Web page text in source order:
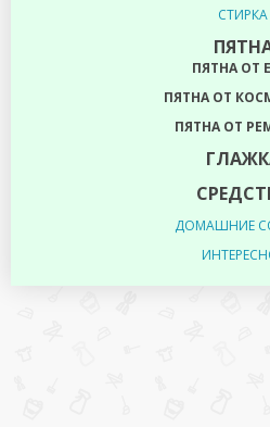
СТИРКА
ПЯТНА ОТ
ПЯТНА ОТ
ПЯТНА ОТ
ДОМАШНИЕ